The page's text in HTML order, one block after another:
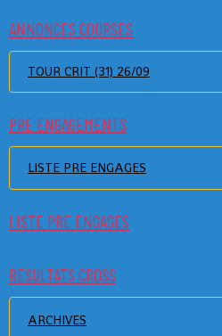
ANNONCES COURSES
TOUR CRIT (31) 26/09
PRE ENGAGEMENTS
LISTE PRE ENGAGES
LISTE PRE ENGAGES
RESULTATS CROSS
ARCHIVES